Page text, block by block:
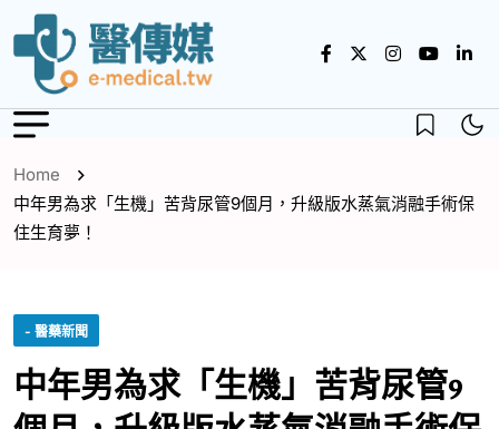
Home
中年男為求「生機」苦背尿管9個月，升級版水蒸氣消融手術保
住生育夢！
- 醫藥新聞
中年男為求「生機」苦背尿管9